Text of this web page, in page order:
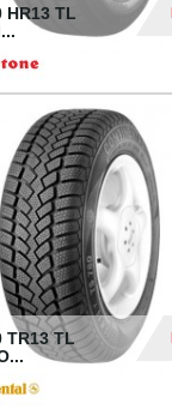
HR13 TL
TR13 TL